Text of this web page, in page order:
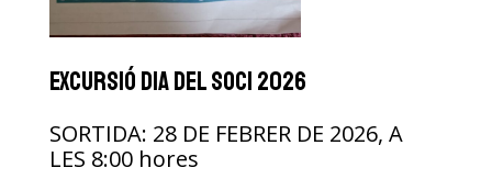
excursió dia del soci 2026
SORTIDA: 28 DE FEBRER DE 2026, A
LES 8:00 hores